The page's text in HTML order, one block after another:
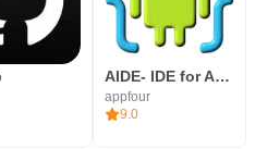
AIDE- IDE for Android Java C++
appfour
9.0